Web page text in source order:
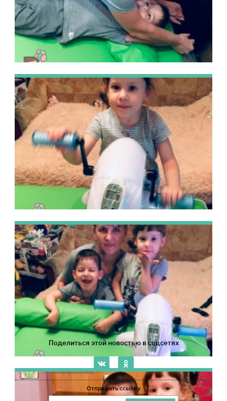
Поделиться этой новостью в соцсетях
Отправить ссылку